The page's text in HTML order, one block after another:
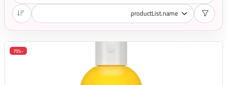
-75%